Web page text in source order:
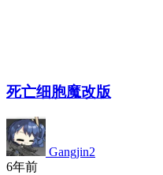
死亡细胞魔改版
Gangjin2
6年前